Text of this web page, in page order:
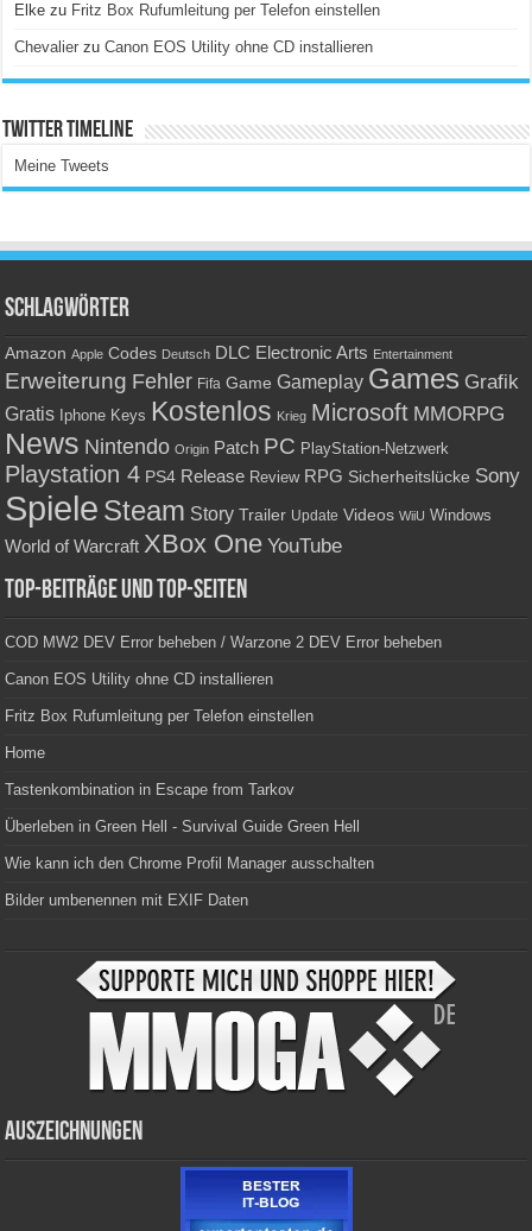
Elke zu Fritz Box Rufumleitung per Telefon einstellen
Chevalier zuCanon EOS Utility ohne CD installieren
Twitter Timeline
Meine Tweets
Schlagwörter
Amazon Apple Codes Deutsch DLC Electronic Arts Entertainment
Erweiterung Fehler Fifa Game Gameplay Games Grafik
Gratis Iphone Keys Kostenlos Krieg Microsoft MMORPG
News Nintendo Origin Patch PC PlayStation-Netzwerk
Playstation 4 PS4 Release Review RPG Sicherheitslücke Sony
Spiele Steam Story Trailer Update Videos WiiU Windows
World of Warcraft XBox One YouTube
Top-Beiträge und Top-Seiten
COD MW2 DEV Error beheben / Warzone 2 DEV Error beheben
Canon EOS Utility ohne CD installieren
Fritz Box Rufumleitung per Telefon einstellen
Home
Tastenkombination in Escape from Tarkov
Überleben in Green Hell - Survival Guide Green Hell
Wie kann ich den Chrome Profil Manager ausschalten
Bilder umbenennen mit EXIF Daten
Auszeichnungen